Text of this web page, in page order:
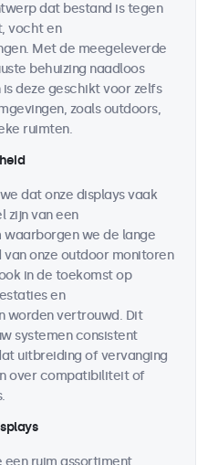
dat bestand is tegen
vocht en
Met de meegeleverde
behuizing naadloos
deze geschikt voor zelfs
zoals outdoors,
ruimten.
dat onze displays vaak
zijn van een
we de lange
onze outdoor monitoren
in de toekomst op
en
worden vertrouwd. Dit
systemen consistent
uitbreiding of vervanging
over compatibiliteit of
een ruim assortiment